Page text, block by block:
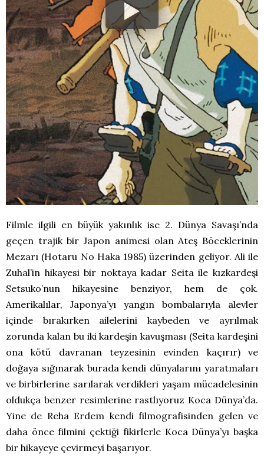
Filmle ilgili en büyük yakınlık ise 2. Dünya Savaşı’nda
geçen trajik bir Japon animesi olan Ateş Böceklerinin
Mezarı (Hotaru No Haka 1985) üzerinden geliyor. Ali ile
Zuhal’in hikayesi bir noktaya kadar Seita ile kızkardeşi
Setsuko’nun hikayesine benziyor, hem de çok.
Amerikalılar, Japonya’yı yangın bombalarıyla alevler
içinde bırakırken ailelerini kaybeden ve ayrılmak
zorunda kalan bu iki kardeşin kavuşması (Seita kardeşini
ona kötü davranan teyzesinin evinden kaçırır) ve
doğaya sığınarak burada kendi dünyalarını yaratmaları
ve birbirlerine sarılarak verdikleri yaşam mücadelesinin
oldukça benzer resimlerine rastlıyoruz Koca Dünya’da.
Yine de Reha Erdem kendi filmografisinden gelen ve
daha önce filmini çektiği fikirlerle Koca Dünya’yı başka
bir hikayeye çevirmeyi başarıyor.